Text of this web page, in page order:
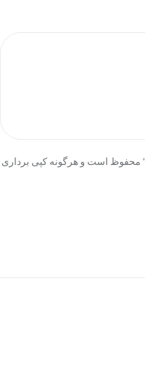
محفوظ است و هرگونه کپی برداری